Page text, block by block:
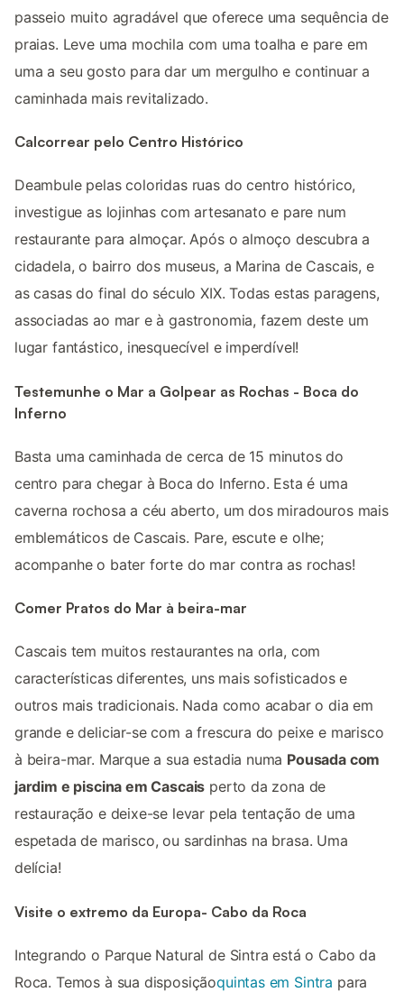
passeio muito agradável que oferece uma sequência de
praias. Leve uma mochila com uma toalha e pare em
uma a seu gosto para dar um mergulho e continuar a
caminhada mais revitalizado.
Calcorrear pelo Centro Histórico
Deambule pelas coloridas ruas do centro histórico,
investigue as lojinhas com artesanato e pare num
restaurante para almoçar. Após o almoço descubra a
cidadela, o bairro dos museus, a Marina de Cascais, e
as casas do final do século XIX. Todas estas paragens,
associadas ao mar e à gastronomia, fazem deste um
lugar fantástico, inesquecível e imperdível!
Testemunhe o Mar a Golpear as Rochas - Boca do
Inferno
Basta uma caminhada de cerca de 15 minutos do
centro para chegar à Boca do Inferno. Esta é uma
caverna rochosa a céu aberto, um dos miradouros mais
emblemáticos de Cascais. Pare, escute e olhe;
acompanhe o bater forte do mar contra as rochas!
Comer Pratos do Mar à beira-mar
Cascais tem muitos restaurantes na orla, com
características diferentes, uns mais sofisticados e
outros mais tradicionais. Nada como acabar o dia em
grande e deliciar-se com a frescura do peixe e marisco
à beira-mar. Marque a sua estadia numa Pousada com
jardim e piscina em Cascais perto da zona de
restauração e deixe-se levar pela tentação de uma
espetada de marisco, ou sardinhas na brasa. Uma
delícia!
Visite o extremo da Europa- Cabo da Roca
Integrando o Parque Natural de Sintra está o Cabo da
Roca. Temos à sua disposiçãoquintas em Sintra para